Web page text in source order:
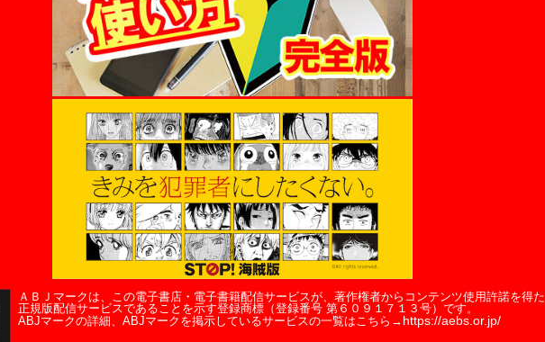
ＡＢＪマークは、この電子書店・電子書籍配信サービスが、著作権者からコンテンツ使用許諾を得た
正規版配信サービスであることを示す登録商標（登録番号 第６０９１７１３号）です。
ABJマークの詳細、ABJマークを掲示しているサービスの一覧はこちら→ https://aebs.or.jp/